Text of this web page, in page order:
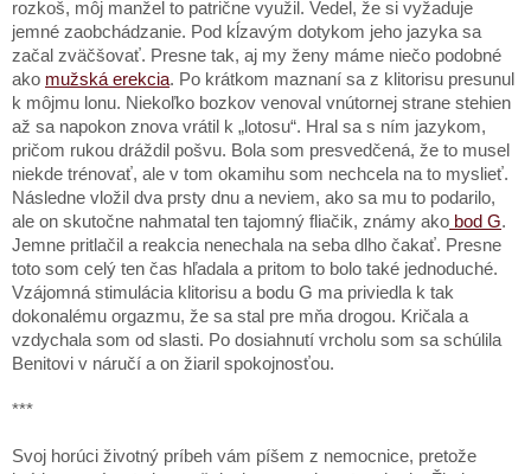
rozkoš, môj manžel to patrične využil. Vedel, že si vyžaduje
jemné zaobchádzanie. Pod kĺzavým dotykom jeho jazyka sa
začal zväčšovať. Presne tak, aj my ženy máme niečo podobné
ako mužská erekcia. Po krátkom maznaní sa z klitorisu presunul
k môjmu lonu. Niekoľko bozkov venoval vnútornej strane stehien
až sa napokon znova vrátil k „lotosu“. Hral sa s ním jazykom,
pričom rukou dráždil pošvu. Bola som presvedčená, že to musel
niekde trénovať, ale v tom okamihu som nechcela na to myslieť.
Následne vložil dva prsty dnu a neviem, ako sa mu to podarilo,
ale on skutočne nahmatal ten tajomný fliačik, známy ako bod G.
Jemne pritlačil a reakcia nenechala na seba dlho čakať. Presne
toto som celý ten čas hľadala a pritom to bolo také jednoduché.
Vzájomná stimulácia klitorisu a bodu G ma priviedla k tak
dokonalému orgazmu, že sa stal pre mňa drogou. Kričala a
vzdychala som od slasti. Po dosiahnutí vrcholu som sa schúlila
Benitovi v náručí a on žiaril spokojnosťou.
***
Svoj horúci životný príbeh vám píšem z nemocnice, pretože